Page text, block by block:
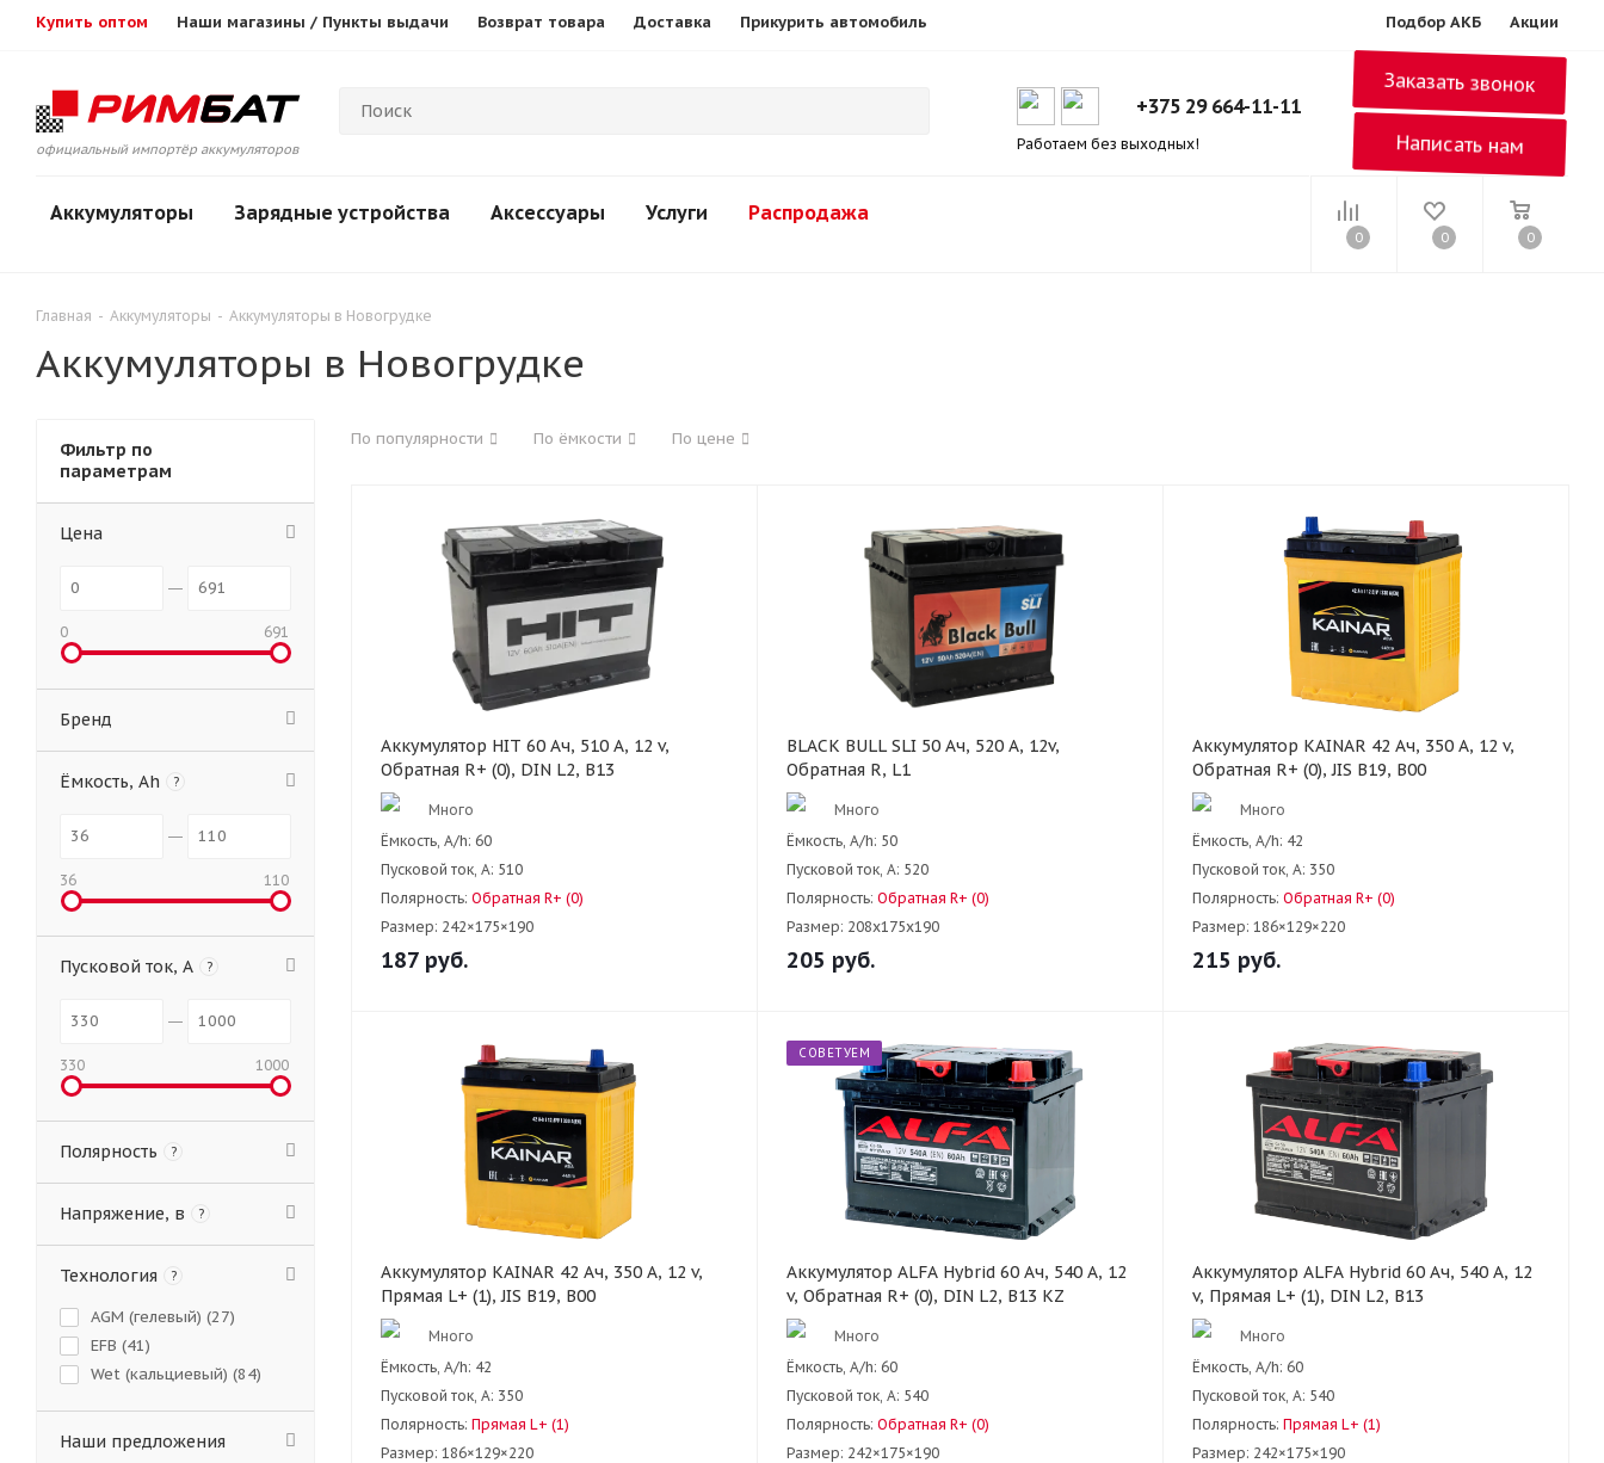
Купить оптом Наши магазины / Пункты выдачи Возврат товара Доставка Прикурить автомобиль Подбор АКБ Акции
официальный импортёр аккумуляторов
+375 29 664-11-11
Работаем без выходных!
Заказать звонок
Написать нам
0 0 0
Аккумуляторы Зарядные устройства Аксессуары Услуги Распродажа
Главная - Аккумуляторы - Аккумуляторы в Новогрудке
Аккумуляторы в Новогрудке
По популярности По ёмкости По цене
Аккумулятор HIT 60 Ач, 510 А, 12 v,
Обратная R+ (0), DIN L2, B13
Много
Ёмкость, A/h: 60
Пусковой ток, А: 510
Полярность: Обратная R+ (0)
Размер: 242×175×190
187 руб.
BLACK BULL SLI 50 Ач, 520 А, 12v,
Обратная R, L1
Много
Ёмкость, A/h: 50
Пусковой ток, А: 520
Полярность: Обратная R+ (0)
Размер: 208x175x190
205 руб.
Аккумулятор KAINAR 42 Ач, 350 А, 12 v,
Обратная R+ (0), JIS B19, B00
Много
Ёмкость, A/h: 42
Пусковой ток, А: 350
Полярность: Обратная R+ (0)
Размер: 186×129×220
215 руб.
Аккумулятор KAINAR 42 Ач, 350 А, 12 v,
Прямая L+ (1), JIS B19, B00
Много
Ёмкость, A/h: 42
Пусковой ток, А: 350
Полярность: Прямая L+ (1)
Размер: 186×129×220
СОВЕТУЕМ
Аккумулятор ALFA Hybrid 60 Ач, 540 А, 12
v, Обратная R+ (0), DIN L2, B13 KZ
Много
Ёмкость, A/h: 60
Пусковой ток, А: 540
Полярность: Обратная R+ (0)
Размер: 242×175×190
Аккумулятор ALFA Hybrid 60 Ач, 540 А, 12
v, Прямая L+ (1), DIN L2, B13
Много
Ёмкость, A/h: 60
Пусковой ток, А: 540
Полярность: Прямая L+ (1)
Размер: 242×175×190
Фильтр по
параметрам
Цена
0 691
Бренд
Ёмкость, Ah ?
36 110
Пусковой ток, А ?
330 1000
Полярность ?
Напряжение, в ?
Технология ?
AGM (гелевый) (27)
EFB (41)
Wet (кальциевый) (84)
Наши предложения